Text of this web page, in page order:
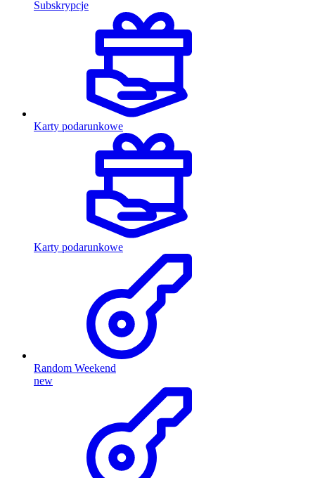
Subskrypcje
Karty podarunkowe
Karty podarunkowe
Random Weekend
new